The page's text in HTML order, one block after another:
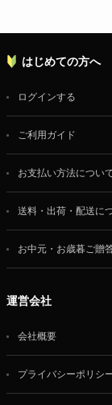
はじめての方へ
ログインする
ご利用ガイド
お支払い方法につい
送料・出荷・配送に
お中元・お歳暮ご贈
運営会社
会社概要
プライバシーポリシ